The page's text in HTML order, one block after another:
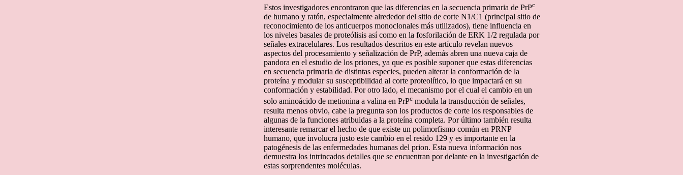
Estos investigadores encontraron que las diferencias en la secuencia primaria de PrPc
de humano y ratón, especialmente alrededor del sitio de corte N1/C1 (principal sitio de
reconocimiento de los anticuerpos monoclonales más utilizados), tiene influencia en
los niveles basales de proteólisis así como en la fosforilación de ERK 1/2 regulada por
señales extracelulares. Los resultados descritos en este artículo revelan nuevos
aspectos del procesamiento y señalización de PrP, además abren una nueva caja de
pandora en el estudio de los priones, ya que es posible suponer que estas diferencias
en secuencia primaria de distintas especies, pueden alterar la conformación de la
proteína y modular su susceptibilidad al corte proteolítico, lo que impactará en su
conformación y estabilidad. Por otro lado, el mecanismo por el cual el cambio en un
solo aminoácido de metionina a valina en PrPcmodula la transducción de señales,
resulta menos obvio, cabe la pregunta son los productos de corte los responsables de
algunas de la funciones atribuidas a la proteína completa. Por último también resulta
interesante remarcar el hecho de que existe un polimorfismo común en PRNP
humano, que involucra justo este cambio en el resido 129 y es importante en la
patogénesis de las enfermedades humanas del prion. Esta nueva información nos
demuestra los intrincados detalles que se encuentran por delante en la investigación de
estas sorprendentes moléculas.